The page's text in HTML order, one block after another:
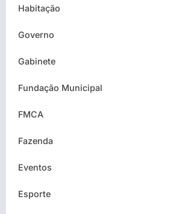
Habitação
Governo
Gabinete
Fundação Municipal
FMCA
Fazenda
Eventos
Esporte